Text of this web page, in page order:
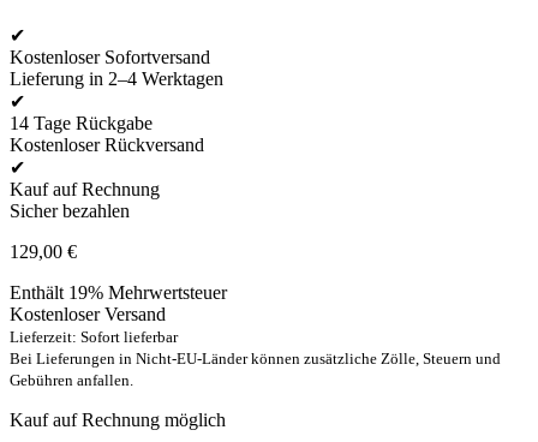
✔
Kostenloser Sofortversand
Lieferung in 2–4 Werktagen
✔
14 Tage Rückgabe
Kostenloser Rückversand
✔
Kauf auf Rechnung
Sicher bezahlen
129,00 €
Enthält 19% Mehrwertsteuer
Kostenloser Versand
Lieferzeit: Sofort lieferbar
Bei Lieferungen in Nicht-EU-Länder können zusätzliche Zölle, Steuern und
Gebühren anfallen.
Kauf auf Rechnung möglich